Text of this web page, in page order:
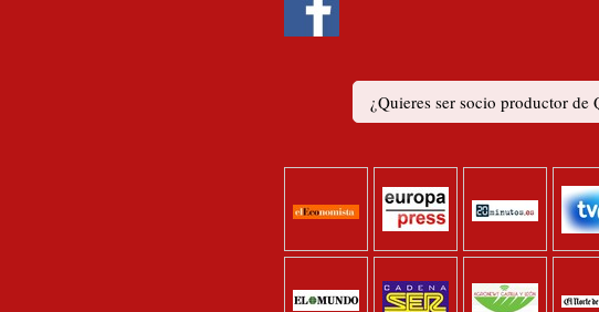
¿Quieres ser socio productor de